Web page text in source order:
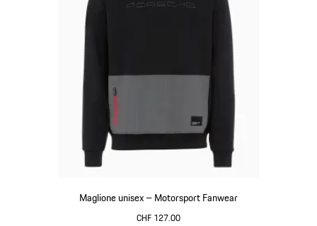
Maglione unisex – Motorsport Fanwear
CHF 127.00